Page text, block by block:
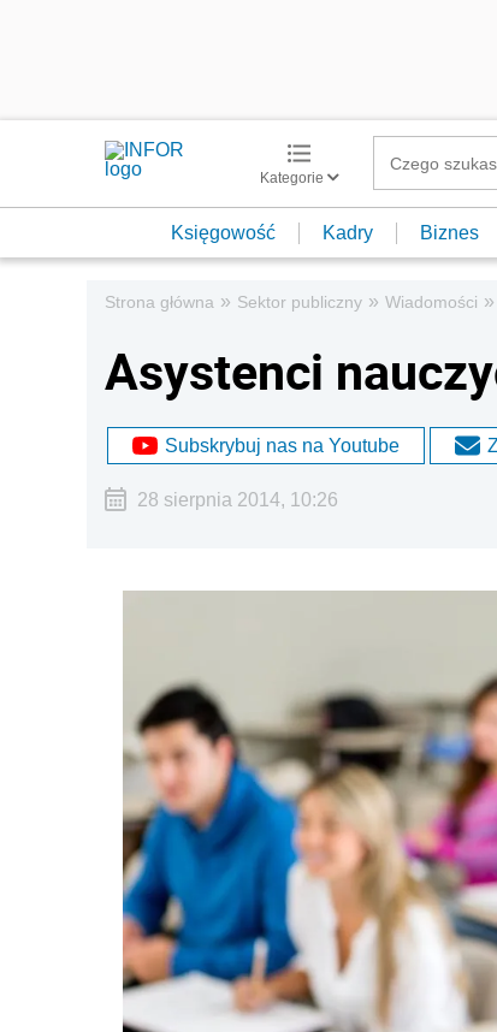
Kategorie
Księgowość Kadry Biznes
Strona główna » Sektor publiczny » Wiadomości »
Asystenci
Subskrybuj nas na Youtube
28 sierpnia 2014, 10:26